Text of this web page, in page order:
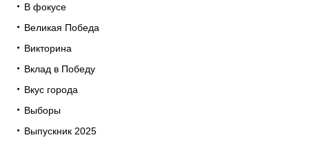
В фокусе
Великая Победа
Викторина
Вклад в Победу
Вкус города
Выборы
Выпускник 2025